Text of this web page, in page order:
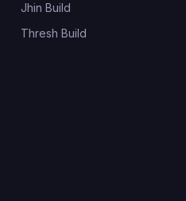
Jhin Build
Thresh Build